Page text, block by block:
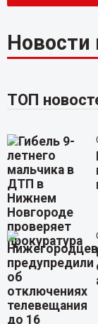
Новости
ТОП